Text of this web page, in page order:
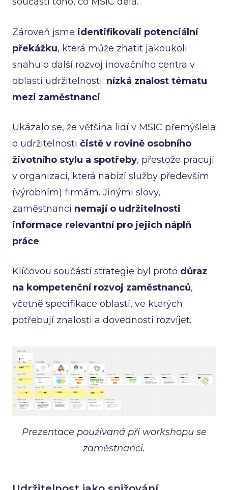
Zároveň jsme identifikovali potenciální
překážku, která může zhatit jakoukoli
snahu o další rozvoj inovačního centra v
oblasti udržitelnosti: nízká znalost tématu
mezi zaměstnanci.
Ukázalo se, že většina lidí v MSIC přemýšlela
o udržitelnosti čistě v rovině osobního
životního stylu a spotřeby, přestože pracují
v organizaci, která nabízí služby především
(výrobním) firmám. Jinými slovy,
zaměstnanci nemají o udržitelnosti
informace relevantní pro jejich náplň
práce.
Klíčovou součástí strategie byl proto důraz
na kompetenční rozvoj zaměstnanců,
včetně specifikace oblastí, ve kterých
potřebují znalosti a dovednosti rozvíjet.
Prezentace používaná při workshopu se
zaměstnanci.